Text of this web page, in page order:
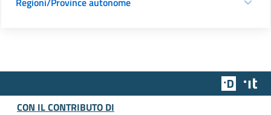
Team
CON IL CONTRIBUTO DI